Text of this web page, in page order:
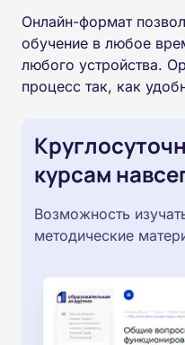
Онлайн-формат
обучение в любое
любого устройства.
процесс так, как
курсам
Возможность
методические